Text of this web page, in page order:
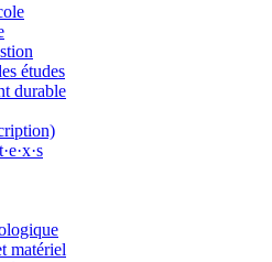
études
durable
matériel